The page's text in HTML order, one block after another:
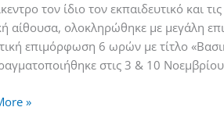
τον ίδιο τον εκπαιδευτικό και
αίθουσα, ολοκληρώθηκε με μεγάλη
επιμόρφωση 6 ωρών με τίτλο
στις 3 & 10
»